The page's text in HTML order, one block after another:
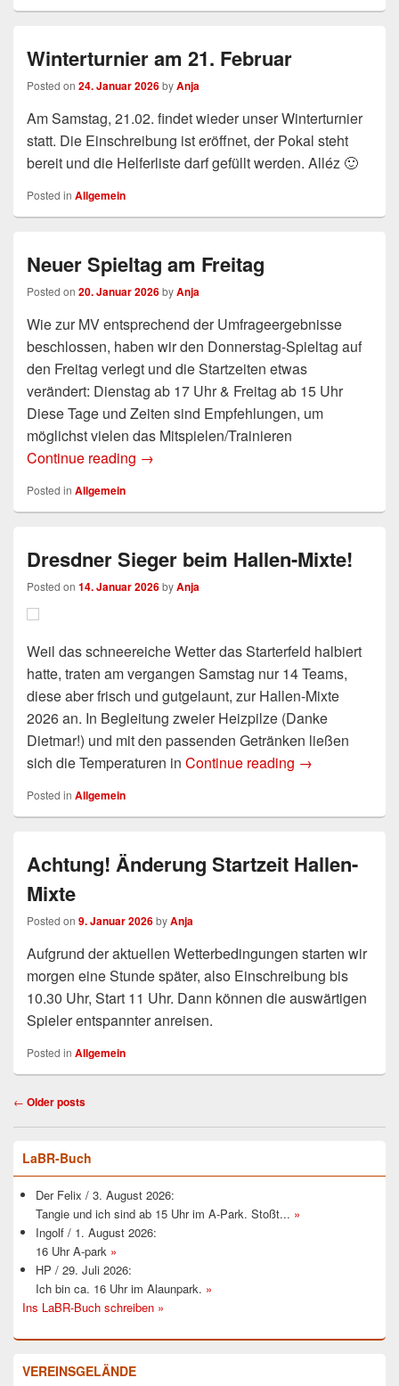
Winterturnier am 21. Februar
Posted on 24. Januar 2026byAnja
Am Samstag, 21.02. findet wieder unser Winterturnier
statt. Die Einschreibung ist eröffnet, der Pokal steht
bereit und die Helferliste darf gefüllt werden. Alléz 🙂
Posted in Allgemein
Neuer Spieltag am Freitag
Posted on 20. Januar 2026byAnja
Wie zur MV entsprechend der Umfrageergebnisse
beschlossen, haben wir den Donnerstag-Spieltag auf
den Freitag verlegt und die Startzeiten etwas
verändert: Dienstag ab 17 Uhr & Freitag ab 15 Uhr
Diese Tage und Zeiten sind Empfehlungen, um
möglichst vielen das Mitspielen/Trainieren
Continue reading Neuer Spieltag am Freitag
→
Posted in Allgemein
Dresdner Sieger beim Hallen-Mixte!
Posted on 14. Januar 2026byAnja
Weil das schneereiche Wetter das Starterfeld halbiert
hatte, traten am vergangen Samstag nur 14 Teams,
diese aber frisch und gutgelaunt, zur Hallen-Mixte
2026 an. In Begleitung zweier Heizpilze (Danke
Dietmar!) und mit den passenden Getränken ließen
sich die Temperaturen in Continue reading Dresdner
→
Posted in Allgemein
Achtung! Änderung Startzeit Hallen-
Mixte
Posted on 9. Januar 2026byAnja
Aufgrund der aktuellen Wetterbedingungen starten wir
morgen eine Stunde später, also Einschreibung bis
10.30 Uhr, Start 11 Uhr. Dann können die auswärtigen
Spieler entspannter anreisen.
Posted in Allgemein
Post
← Older posts
Sidebar
Widget
Area
LaBR-Buch
Der Felix / 3. August 2026:
Tangie und ich sind ab 15 Uhr im A-Park. Stoßt... »
Ingolf / 1. August 2026:
16 Uhr A-park »
HP / 29. Juli 2026:
Ich bin ca. 16 Uhr im Alaunpark. »
Ins LaBR-Buch schreiben »
VEREINSGELÄNDE